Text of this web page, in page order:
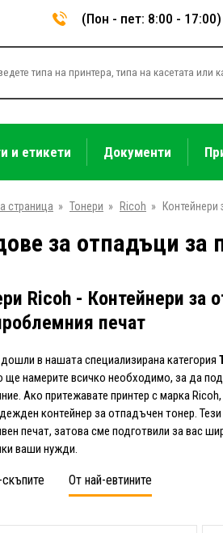
(Пон - пет: 8:00 - 17:00)
и етикети Документи
страница » Тонери » Ricoh » Контейнери
за отпадъци за
Ricoh - Контейнери
печат
в нашата специализирана категория
ще намерите всичко необходимо, за да
Ако притежавате принтер с марка
контейнер за отпадъчен тонер.
печат, затова сме подготвили за вас
ваши нужди.
От най-евтините